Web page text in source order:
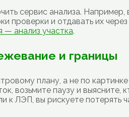
сервис анализа.
проверки и отдавать их через
— анализ участка.
и границы
плану, а не по
возьмите паузу и
к ЛЭП, вы рискуете потерять